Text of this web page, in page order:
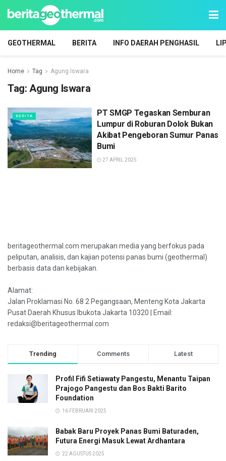
GEOTHERMAL BERITA INFO DAERAH PENGHASIL
Home Tag Agung Iswara
Tag: Agung Iswara
BERITA
PT SMGP Tegaskan Semburan
Lumpur di Roburan Dolok Bukan
Akibat Pengeboran Sumur Panas
Bumi
27 APRIL 2025
beritageothermal.com merupakan media yang berfokus pada
peliputan, analisis, dan kajian potensi panas bumi (geothermal)
berbasis data dan kebijakan.
Alamat:
Jalan Proklamasi No. 68 2 Pegangsaan, Menteng Kota Jakarta
Pusat Daerah Khusus Ibukota Jakarta 10320 | Email:
redaksi@beritageothermal.com
Trending Comments Latest
Profil Fifi Setiawaty Pangestu, Menantu Taipan
Prajogo Pangestu dan Bos Bakti Barito
Foundation
16 FEBRUARI 2025
Babak Baru Proyek Panas Bumi Baturaden,
Futura Energi Masuk Lewat Ardhantara
22 AGUSTUS 2025